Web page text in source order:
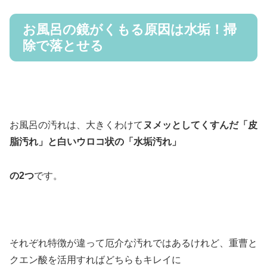
お風呂の鏡がくもる原因は水垢！掃
除で落とせる
お風呂の汚れは、大きくわけて ヌメッとしてくすんだ「皮
脂汚れ」と白いウロコ状の「水垢汚れ」
の2つです。
それぞれ特徴が違って厄介な汚れではあるけれど、重曹と
クエン酸を活用すればどちらもキレイに